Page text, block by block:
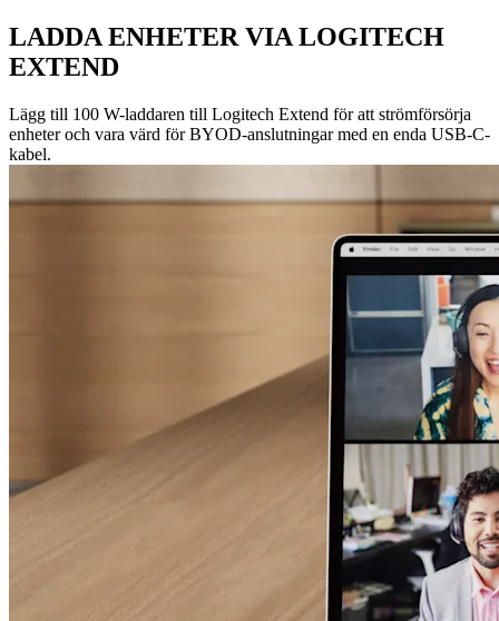
LADDA ENHETER VIA LOGITECH
EXTEND
Lägg till 100 W-laddaren till Logitech Extend för att strömförsörja
enheter och vara värd för BYOD-anslutningar med en enda USB-C-
kabel.